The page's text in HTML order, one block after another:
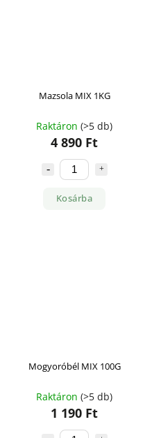
Mazsola MIX 1KG
Raktáron (>5 db)
4 890 Ft
Kosárba
Mogyoróbél MIX 100G
Raktáron (>5 db)
1 190 Ft